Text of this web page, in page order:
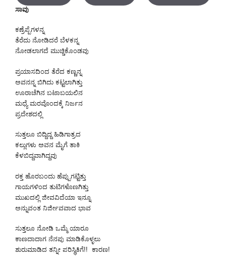
ಸಾವು
ಕಣ್ರೆಪ್ಪೆಗಳನ್ನ
ತೆರೆದು ನೋಡಿದರೆ ಬೆಳಕನ್ನ
ನೋಡಲಾಗದೆ ಮುಚ್ಚಿಕೊಂಡವು
ಪ್ರಯಾಸದಿಂದ ತೆರೆದ ಕಣ್ಣನ್ನ
ಅವನನ್ನ ಬಿಗಿದು ಕಟ್ಟಲಾಗಿತ್ತು
ಊರಾಚೆಗಿನ ಬಟಾಬಯಲಿನ
ಮಧ್ಯೆ ಮರವೊಂದಕ್ಕೆ ನಿರ್ಜನ
ಪ್ರದೇಶದಲ್ಲಿ
ಸುತ್ತಲೂ ಬಿದ್ದಿದ್ದ ಹಿಡಿಗಾತ್ರದ
ಕಲ್ಲುಗಳು ಅವನ ಮೈಗೆ ತಾಕಿ
ಕೆಳಬಿದ್ದವಾಗಿದ್ದವು
ರಕ್ತ ಹೊರಬಂದು ಹೆಪ್ಪುಗಟ್ಟಿತ್ತು
ಗಾಯಗಳಿಂದ ತುಟಿಗಳೊಣಗಿತ್ತು
ಮುಖದಲ್ಲಿ ಜೀವವಿದೆಯಾ ಇನ್ನೂ
ಅನ್ನುವಂತ ನಿರ್ಜೀವವಾದ ಭಾವ
ಸುತ್ತಲೂ ನೋಡಿ ಒಮ್ಮೆ ಯಾರೂ
ಕಾಣದಾದಾಗ ನೆನಪು ಮಾಡಿಕೊಳ್ಳಲು
ಶುರುಮಾಡಿದ ತನ್ನೀ ಪರಿಸ್ಥಿತಿಗೆ!! ಕಾರಣ!